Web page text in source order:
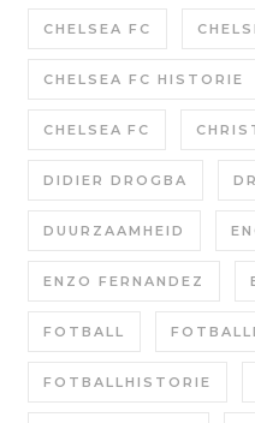
CHELSEA FC
CHELSEA FC HISTORIE
CHELSEA FC
DIDIER DROGBA
DUURZAAMHEID
ENZO FERNANDEZ
FOTBALL
FOTBALLHISTORIE